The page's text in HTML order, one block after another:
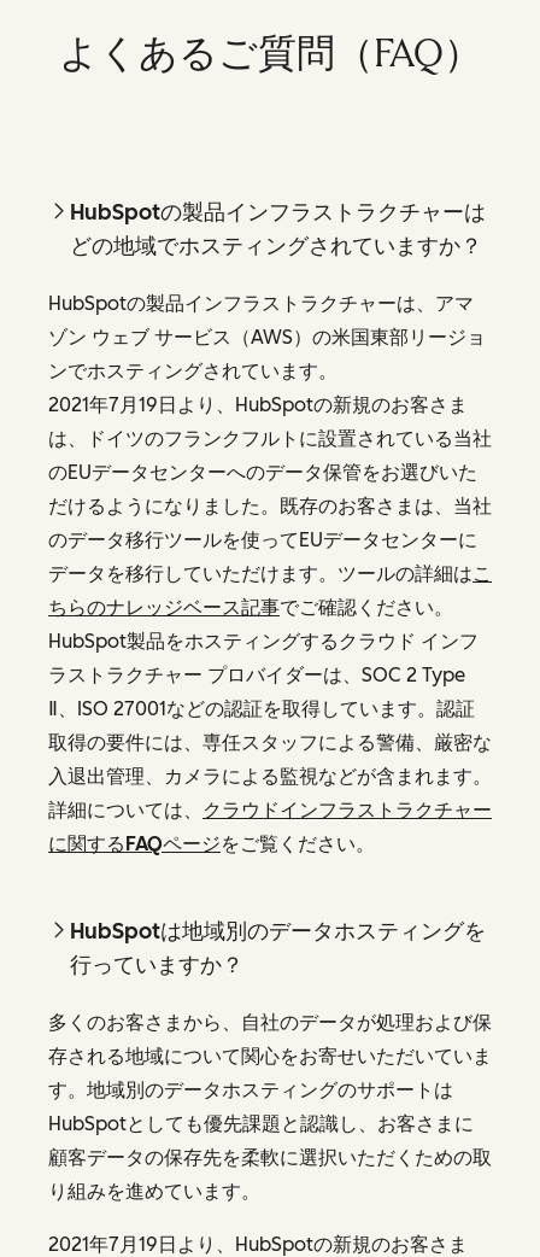
よくあるご質問（FAQ）
HubSpotの製品インフラストラクチャーは
どの地域でホスティングされていますか？
HubSpotの製品インフラストラクチャーは、アマ
ゾン ウェブ サービス（AWS）の米国東部リージョ
ンでホスティングされています。
2021年7月19日より、HubSpotの新規のお客さま
は、ドイツのフランクフルトに設置されている当社
のEUデータセンターへのデータ保管をお選びいた
だけるようになりました。既存のお客さまは、当社
のデータ移行ツールを使ってEUデータセンターに
データを移行していただけます。ツールの詳細はこ
ちらのナレッジベース記事でご確認ください。
HubSpot製品をホスティングするクラウド インフ
ラストラクチャー プロバイダーは、SOC 2 Type
Ⅱ、ISO 27001などの認証を取得しています。認証
取得の要件には、専任スタッフによる警備、厳密な
入退出管理、カメラによる監視などが含まれます。
詳細については、
クラウドインフラストラクチャー
に関するFAQページをご覧ください。
HubSpotは地域別のデータホスティングを
行っていますか？
多くのお客さまから、自社のデータが処理および保
存される地域について関心をお寄せいただいていま
す。地域別のデータホスティングのサポートは
HubSpotとしても優先課題と認識し、お客さまに
顧客データの保存先を柔軟に選択いただくための取
り組みを進めています。
2021年7月19日より、HubSpotの新規のお客さま